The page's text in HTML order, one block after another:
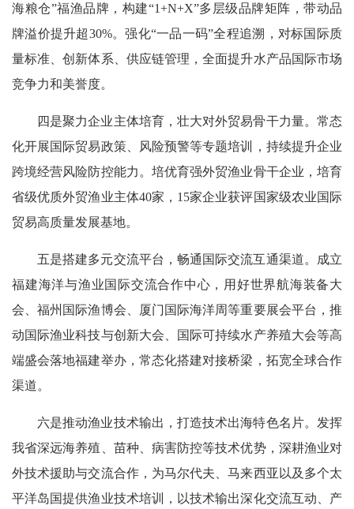
海粮仓”福渔品牌，构建“1+N+X”多层级品牌矩阵，带动品
牌溢价提升超30%。强化“一品一码”全程追溯，对标国际质
量标准、创新体系、供应链管理，全面提升水产品国际市场
竞争力和美誉度。
四是聚力企业主体培育，壮大对外贸易骨干力量。常态
化开展国际贸易政策、风险预警等专题培训，持续提升企业
跨境经营风险防控能力。培优育强外贸渔业骨干企业，培育
省级优质外贸渔业主体40家，15家企业获评国家级农业国际
贸易高质量发展基地。
五是搭建多元交流平台，畅通国际交流互通渠道。成立
福建海洋与渔业国际交流合作中心，用好世界航海装备大
会、福州国际渔博会、厦门国际海洋周等重要展会平台，推
动国际渔业科技与创新大会、国际可持续水产养殖大会等高
端盛会落地福建举办，常态化搭建对接桥梁，拓宽全球合作
渠道。
六是推动渔业技术输出，打造技术出海特色名片。发挥
我省深远海养殖、苗种、病害防控等技术优势，深耕渔业对
外技术援助与交流合作，为马尔代夫、马来西亚以及多个太
平洋岛国提供渔业技术培训，以技术输出深化交流互动、产